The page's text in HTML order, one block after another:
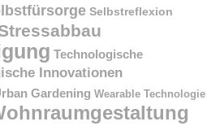
Selbstreflexion
Technologische
Innovationen
Gardening Wearable Technologie